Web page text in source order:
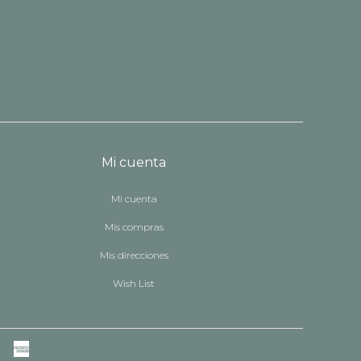
Mi cuenta
Mi cuenta
Mis compras
Mis direcciones
Wish List